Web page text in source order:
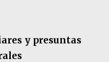
y presuntas